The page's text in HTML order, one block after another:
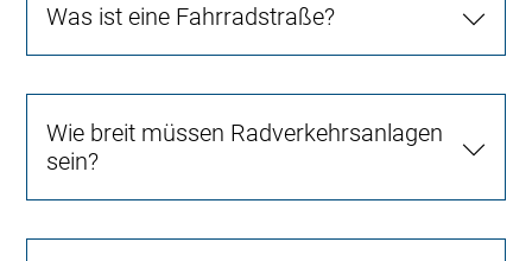
Was ist eine Fahrradstraße?
Wie breit müssen Radverkehrsanlagen
sein?